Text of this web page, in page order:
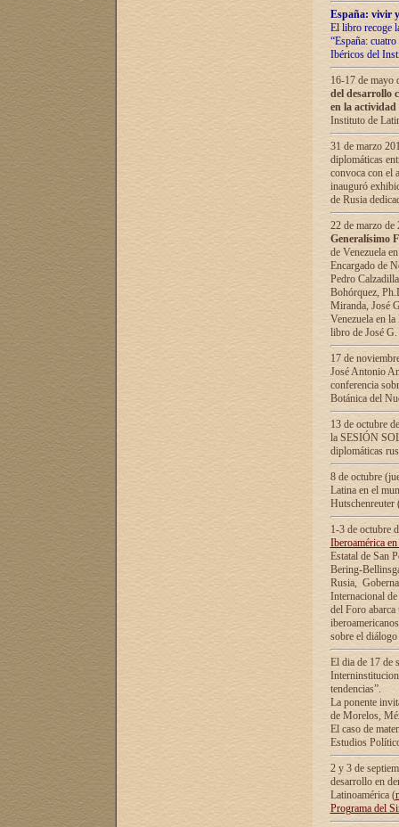
España: vivir
El libro recoge
“España:
Ibéricos del
16-17 de mayo
del desarrollo
en la
Instituto de
31 de marzo
diplomáticas
convoca con el
inauguró
de Rusia
22 de marzo
Generalísimo
de Venezuela
Encargado de
Pedro
Bohórquez,
Miranda, José
Venezuela en
libro de José
17 de
José Antonio
conferencia
Botánica del
13 de octubre
la SESIÓN
diplomáticas
8 de octubre
Latina en el
1-3 de octubre
Iberoamérica
Estatal de San
Bering-
Rusia,
Internacional
del Foro
sobre el
El dia de 17 de
tendencias”.
La ponente
de Morelos,
El caso de
Estudios
2 y 3 de
desarrollo en
Latinoamérica (
Programa del